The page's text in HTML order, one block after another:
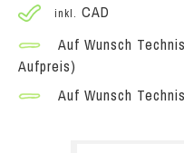
inkl. CAD
Auf Wunsch
Aufpreis)
Auf Wunsch